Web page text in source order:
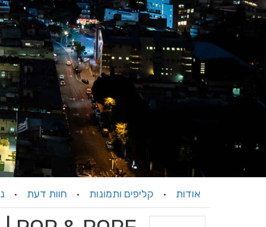
אודות · קליפים ותמונות · חוות דעת ·